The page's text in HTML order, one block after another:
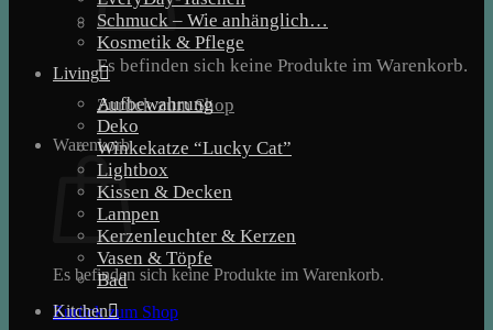
Es befinden sich keine Produkte im Warenkorb.
Zurück zum Shop
Warenkorb
Es befinden sich keine Produkte im Warenkorb.
Zurück zum Shop
Schmuck – Wie anhänglich…
Kosmetik & Pflege
Living
Aufbewahrung
Deko
Winkekatze “Lucky Cat”
Lightbox
Kissen & Decken
Lampen
Kerzenleuchter & Kerzen
Vasen & Töpfe
Bad
Kitchen